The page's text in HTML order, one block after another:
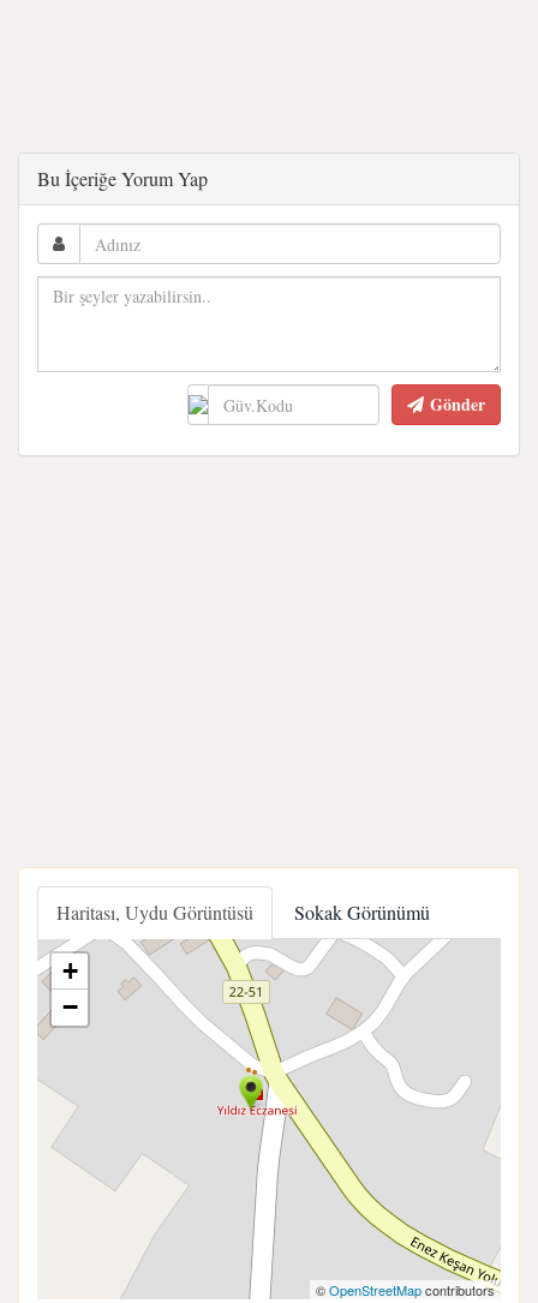
Bu İçeriğe Yorum Yap
Gönder
Haritası, Uydu Görüntüsü Sokak Görünümü
+
−
©OpenStreetMapcontributors